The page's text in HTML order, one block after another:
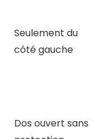
Seulement du
côté gauche
Dos ouvert sans